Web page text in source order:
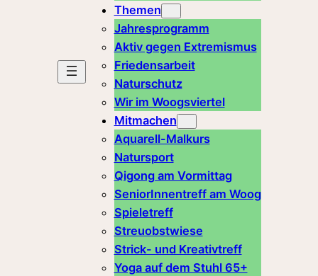
Themen
Jahresprogramm
Aktiv gegen Extremismus
Friedensarbeit
Naturschutz
Wir im Woogsviertel
Mitmachen
Aquarell-Malkurs
Natursport
Qigong am Vormittag
SeniorInnentreff am Woog
Spieletreff
Streuobstwiese
Strick- und Kreativtreff
Yoga auf dem Stuhl 65+